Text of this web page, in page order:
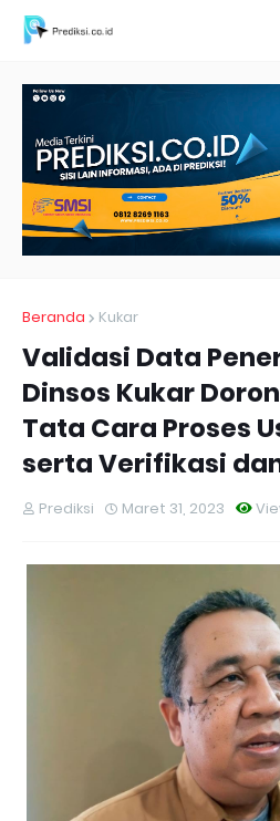
Beranda Kukar
Validasi Data
Dinsos Kukar
Tata Cara Proses
serta Verifikasi
Prediksi Maret 31, 2023